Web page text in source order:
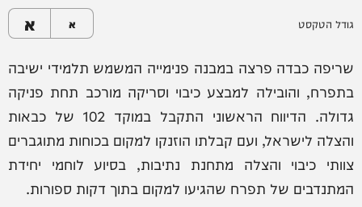
גודל הטקסט א א
שריפה כבדה פרצה במבנה פנימייה המשמש תלמידי ישיבה
בתפרח, והובילה למבצע כיבוי וסריקה מורכב תחת פניקה
גדולה. הדיווח הראשוני התקבל במוקד 102 של כבאות
והצלה לישראל, ועם קבלתו הוזנקו למקום בכוחות מתוגברים
צוותי כיבוי והצלה מתחנת נתיבות, בסיוע לוחמי יחידת
המתנדבים של תפרח שהגיעו למקום בתוך דקות ספורות.